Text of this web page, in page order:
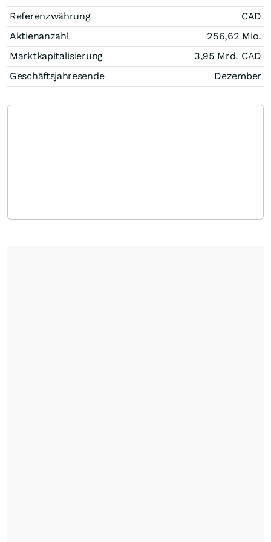
Referenzwährung
CAD
Aktienanzahl
256,62 Mio.
Marktkapitalisierung
3,95 Mrd. CAD
Geschäftsjahresende
Dezember